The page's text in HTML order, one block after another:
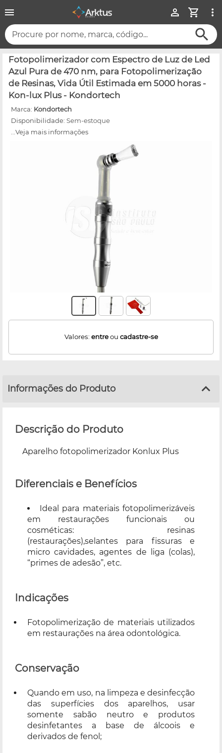
Procure por nome, marca, código...
Fotopolimerizador com Espectro de Luz de Led
Azul Pura de 470 nm, para Fotopolimerização
de Resinas, Vida Útil Estimada em 5000 horas -
Kon-lux Plus - Kondortech
Marca: Kondortech
Disponibilidade: Sem-estoque
...Veja mais informações
Valores: entreou cadastre-se
Informações do Produto
Descrição do Produto
Aparelho fotopolimerizador Konlux Plus
Diferenciais e Benefícios
Ideal para materiais fotopolimerizáveis
em restaurações funcionais ou
cosméticas: resinas
(restaurações),selantes para fissuras e
micro cavidades, agentes de liga (colas),
“primes de adesão”, etc.
Indicações
Fotopolimerização de materiais utilizados
em restaurações na área odontológica.
Conservação
Quando em uso, na limpeza e desinfecção
das superfícies dos aparelhos, usar
somente sabão neutro e produtos
desinfetantes a base de álcoois e
derivados de fenol;